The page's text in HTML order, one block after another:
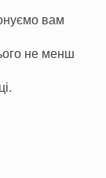
вам
не менш